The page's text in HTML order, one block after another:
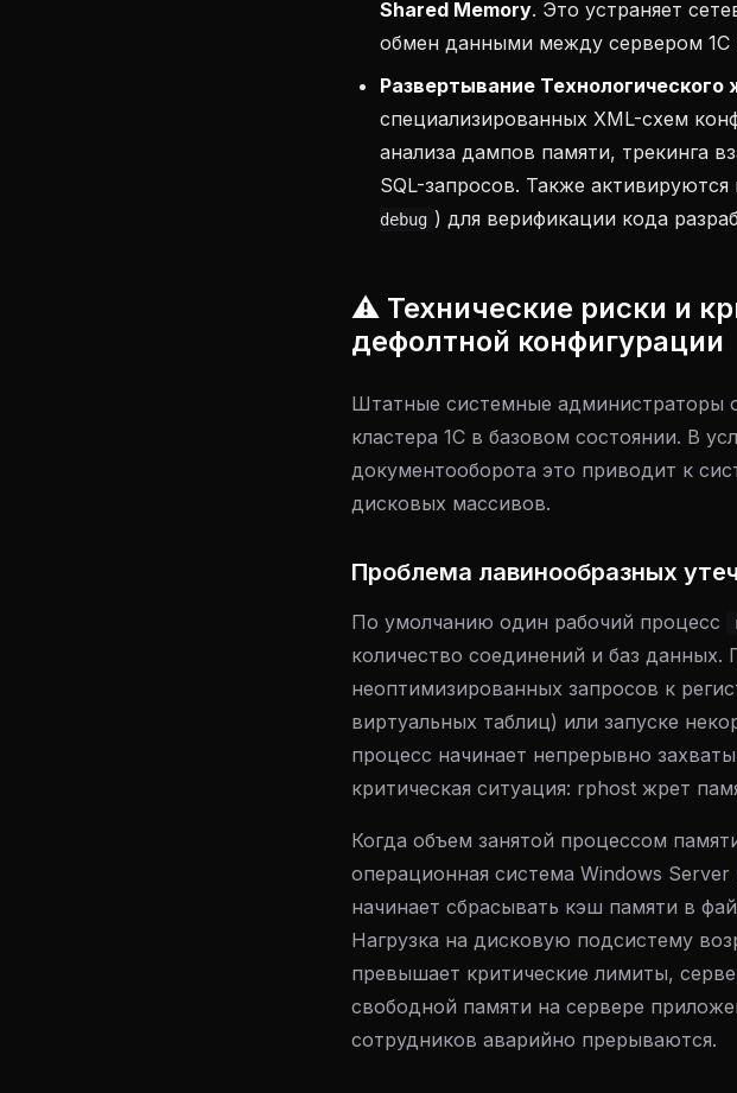
Shared Memory. Это устраняет
обмен данными между сервером 1С
Развертывание
специализированных XML-схем
анализа дампов памяти, трекинга
SQL-запросов. Также
debug ) для верификации кода
⚠️ Технические риски и
дефолтной конфигурации
Штатные системные администраторы
кластера 1С в базовом состоянии. В
документооборота это приводит к
дисковых массивов.
Проблема лавинообразных
По умолчанию один рабочий процесс
количество соединений и баз
неоптимизированных запросов к
виртуальных таблиц) или запуске
процесс начинает непрерывно
критическая ситуация: rphost жрет
Когда объем занятой процессом
операционная система Windows
начинает сбрасывать кэш памяти в
Нагрузка на дисковую подсистему
превышает критические лимиты,
свободной памяти на сервере
сотрудников аварийно прерываются.